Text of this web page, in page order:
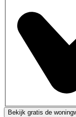
Bekijk gratis de